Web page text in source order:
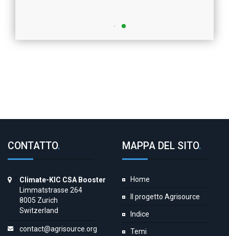
CONTATTO.
Climate-KIC CSA Booster
Limmatstrasse 264
8005 Zurich
Switzerland
contact@agrisource.org
MAPPA DEL SITO.
Home
Il progetto Agrisource
Indice
Temi